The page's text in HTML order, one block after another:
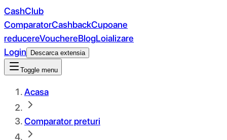
CashClub
ComparatorCashbackCupoane
reducereVouchereBlogLoializare
Login
Descarca extensia
Toggle menu
Acasa
Comparator preturi